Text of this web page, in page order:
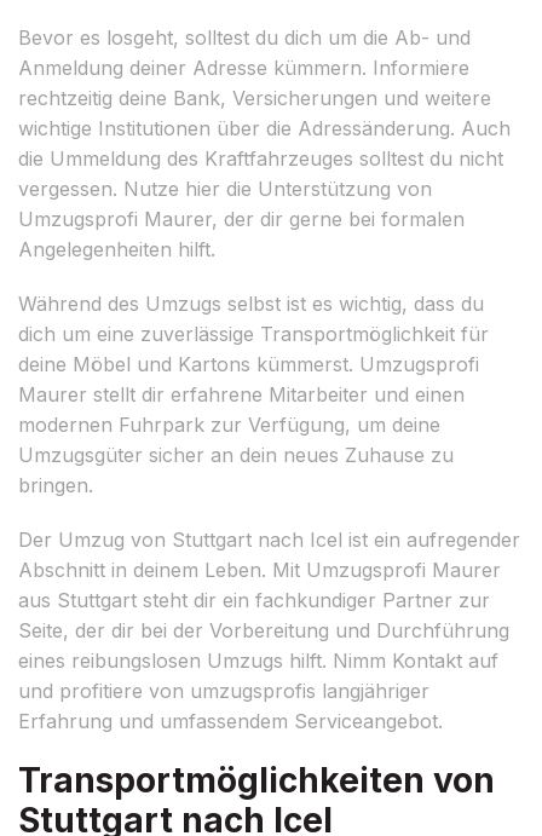
Bevor es losgeht, solltest du dich um die Ab- und
Anmeldung deiner Adresse kümmern. Informiere
rechtzeitig deine Bank, Versicherungen und weitere
wichtige Institutionen über die Adressänderung. Auch
die Ummeldung des Kraftfahrzeuges solltest du nicht
vergessen. Nutze hier die Unterstützung von
Umzugsprofi Maurer, der dir gerne bei formalen
Angelegenheiten hilft.
Während des Umzugs selbst ist es wichtig, dass du
dich um eine zuverlässige Transportmöglichkeit für
deine Möbel und Kartons kümmerst. Umzugsprofi
Maurer stellt dir erfahrene Mitarbeiter und einen
modernen Fuhrpark zur Verfügung, um deine
Umzugsgüter sicher an dein neues Zuhause zu
bringen.
Der Umzug von Stuttgart nach Icel ist ein aufregender
Abschnitt in deinem Leben. Mit Umzugsprofi Maurer
aus Stuttgart steht dir ein fachkundiger Partner zur
Seite, der dir bei der Vorbereitung und Durchführung
eines reibungslosen Umzugs hilft. Nimm Kontakt auf
und profitiere von umzugsprofis langjähriger
Erfahrung und umfassendem Serviceangebot.
Transportmöglichkeiten von
Stuttgart nach Icel